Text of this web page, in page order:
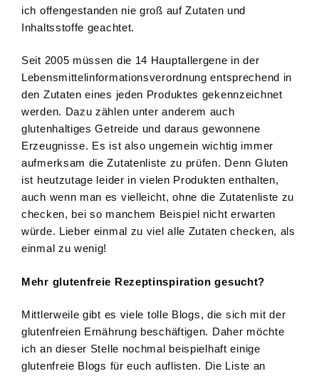
ich offengestanden nie groß auf Zutaten und
Inhaltsstoffe geachtet.
Seit 2005 müssen die 14 Hauptallergene in der
Lebensmittelinformationsverordnung entsprechend in
den Zutaten eines jeden Produktes gekennzeichnet
werden. Dazu zählen unter anderem auch
glutenhaltiges Getreide und daraus gewonnene
Erzeugnisse. Es ist also ungemein wichtig immer
aufmerksam die Zutatenliste zu prüfen. Denn Gluten
ist heutzutage leider in vielen Produkten enthalten,
auch wenn man es vielleicht, ohne die Zutatenliste zu
checken, bei so manchem Beispiel nicht erwarten
würde. Lieber einmal zu viel alle Zutaten checken, als
einmal zu wenig!
Mehr glutenfreie Rezeptinspiration gesucht?
Mittlerweile gibt es viele tolle Blogs, die sich mit der
glutenfreien Ernährung beschäftigen. Daher möchte
ich an dieser Stelle nochmal beispielhaft einige
glutenfreie Blogs für euch auflisten. Die Liste an